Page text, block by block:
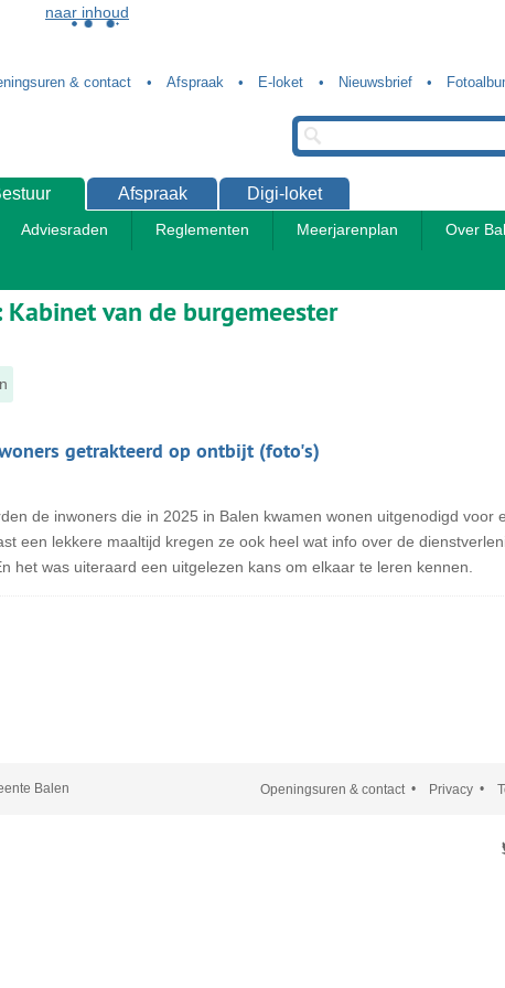
naar inhoud
& contact Afspraak E-loket Nieuwsbrief
Adviesraden Reglementen Meerjarenplan Over
Afspraak Digi-loket
Kabinet van de burgemeester
getrakteerd op ontbijt (foto's)
de inwoners die in 2025 in Balen kwamen wonen uitgenodigd voor
een lekkere maaltijd kregen ze ook heel wat info over de
het was uiteraard een uitgelezen kans om elkaar te leren kennen.
Balen Openingsuren & contact Privacy